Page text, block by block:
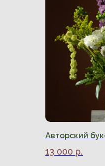
Авторский
13 000 р.